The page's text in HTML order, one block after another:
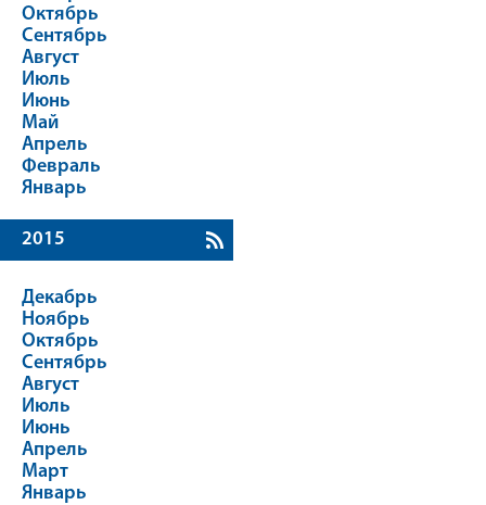
Октябрь
Сентябрь
Август
Июль
Июнь
Май
Апрель
Февраль
Январь
2015
Декабрь
Ноябрь
Октябрь
Сентябрь
Август
Июль
Июнь
Апрель
Март
Январь